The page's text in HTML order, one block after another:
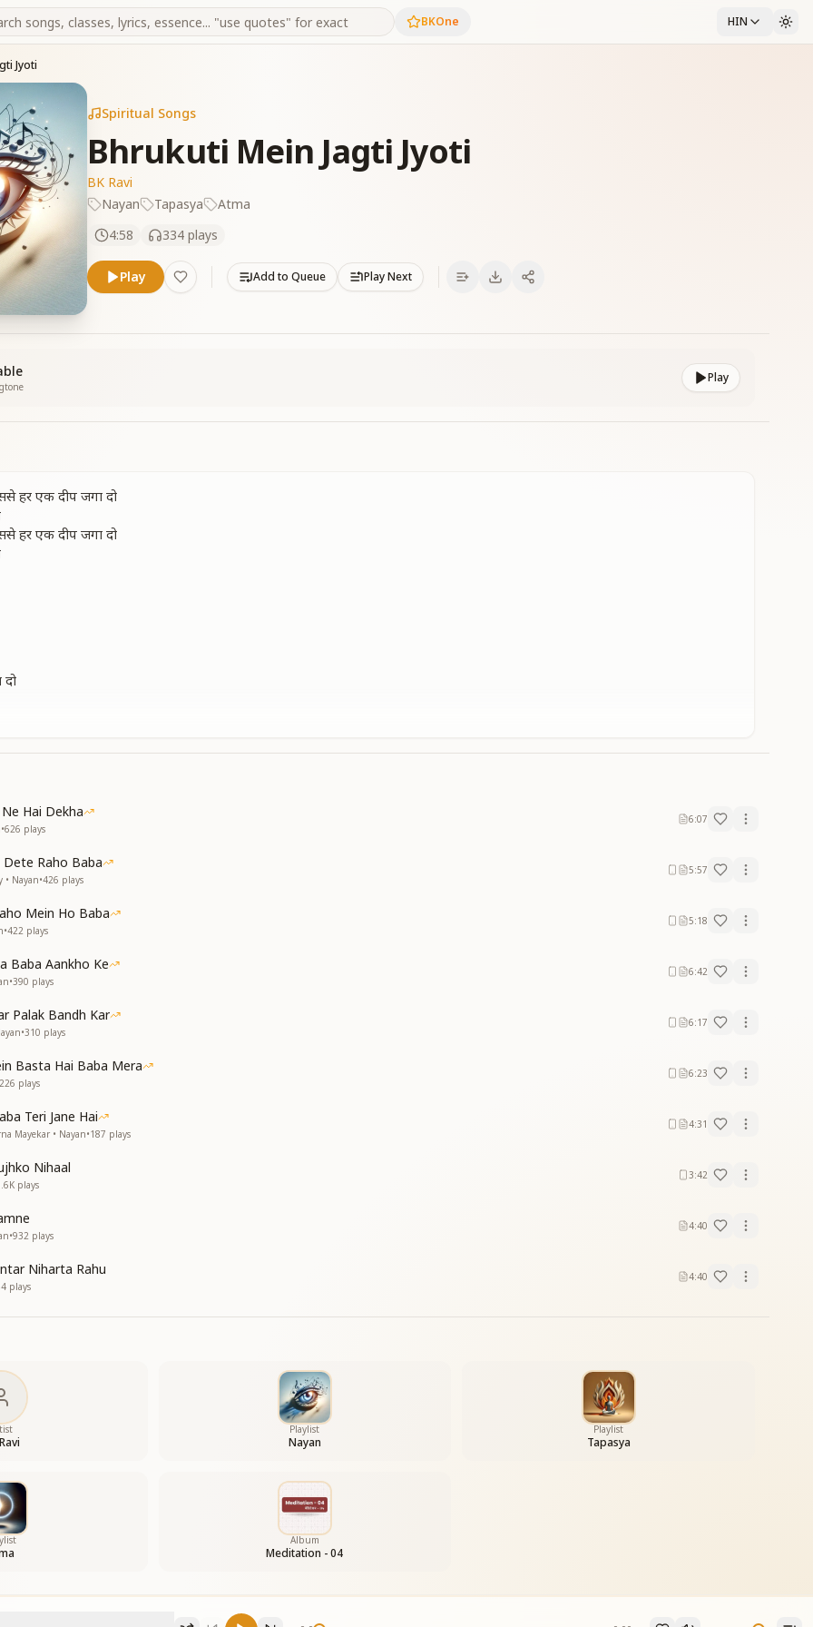
BKOne HIN
Jyoti
Spiritual Songs
Bhrukuti Mein Jagti Jyoti
BK Ravi
Nayan
Tapasya
Atma
4:58
334 plays
Play Add to Queue Play Next
Play
हर एक दीप जगा दो
हर एक दीप जगा दो
हर एक दीप जगा दो
हर एक दीप जगा दो
Hai Dekha
•626 plays
6:07
Raho Baba
• Nayan•426 plays
5:57
Mein Ho Baba
•422 plays
5:18
Baba Aankho Ke
•390 plays
6:42
Palak Bandh Kar
•310 plays
6:17
Basta Hai Baba Mera
226 plays
6:23
Teri Jane Hai
Mayekar • Nayan•187 plays
4:31
Nihaal
plays
3:42
•932 plays
4:40
Niharta Rahu
plays
4:40
Playlist
Nayan
Playlist
Tapasya
Album
Meditation - 04